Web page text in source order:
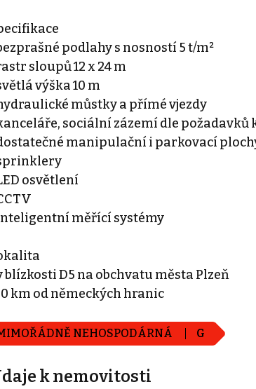
podlahy s nosností 5 t/m²
sloupů 12 x 24 m
výška 10 m
můstky a přímé vjezdy
sociální zázemí dle požadavků
manipulační i parkovací
osvětlení
měřící systémy
blízkosti D5 na obchvatu města Plzeň
km od německých hranic
NEHOSPODÁRNÁ G
k nemovitosti